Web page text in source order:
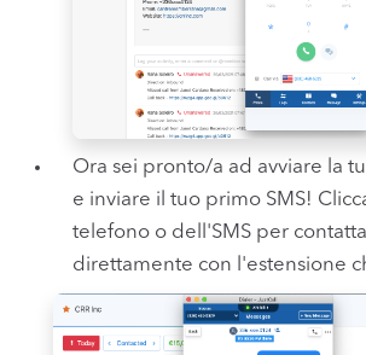
Ora sei pronto/a ad avviare la
e inviare il tuo primo SMS!
telefono o dell'SMS per
direttamente con l'estensione